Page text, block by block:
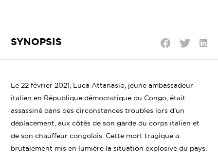
SYNOPSIS
Le 22 février 2021, Luca Attanasio, jeune ambassadeur
italien en République démocratique du Congo, était
assassiné dans des circonstances troubles lors d’un
déplacement, aux côtés de son garde du corps italien et
de son chauffeur congolais. Cette mort tragique a
brutalement mis en lumière la situation explosive du pays.